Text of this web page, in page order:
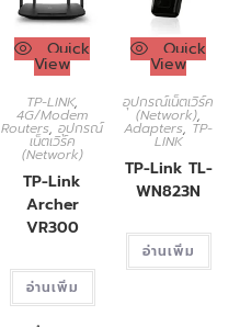
Quick
View
TP-LINK,
4G/Modem
Routers,อุปกรณ์
เน็ตเวิร์ค
(Network)
TP-Link
Archer
VR300
อ่านเพิ่ม
Quick
View
อุปกรณ์เน็ตเวิร์ค
(Network),
Adapters, TP-
LINK
TP-Link TL-
WN823N
อ่านเพิ่ม